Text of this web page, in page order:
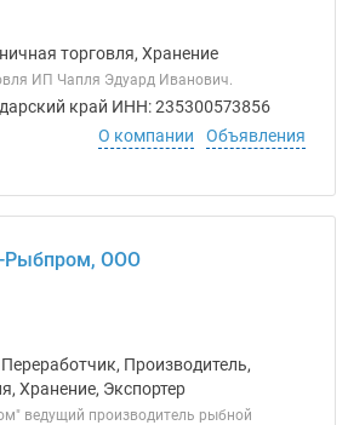
торговля, Хранение
ИП Чапля Эдуард Иванович.
край ИНН: 235300573856
О компании
Объявления
Рыбпром, ООО
Производитель,
Хранение, Экспортер
ведущий производитель рыбной